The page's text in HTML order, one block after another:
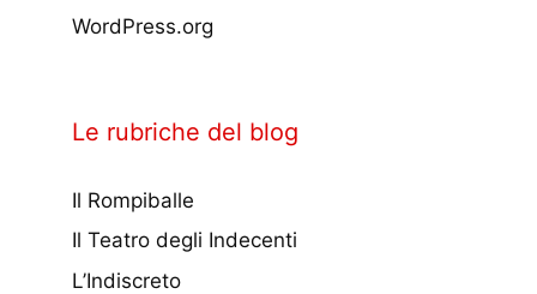
WordPress.org
Le rubriche del blog
Il Rompiballe
Il Teatro degli Indecenti
L’Indiscreto